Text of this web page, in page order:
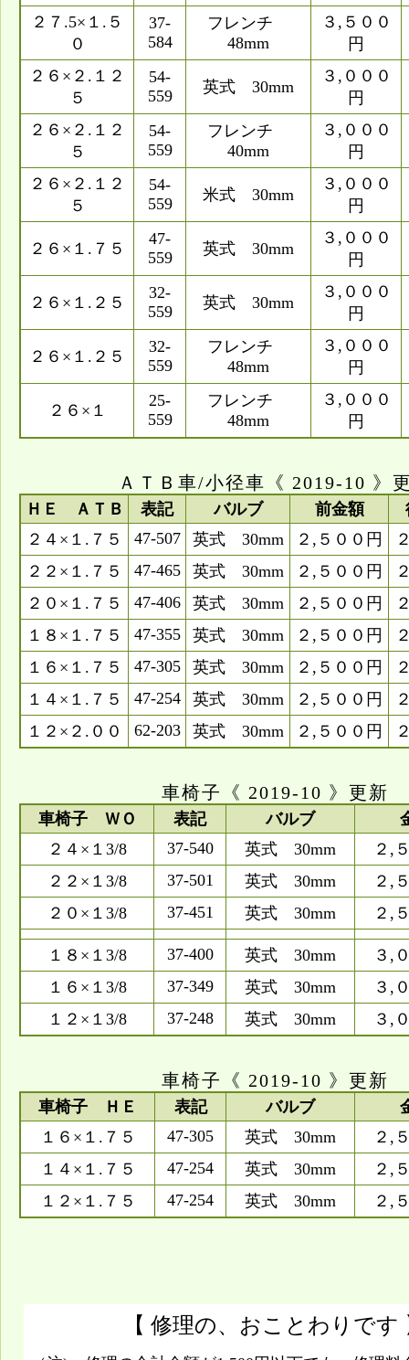
２７.5×１.５
０
37-
584
フレンチ
48mm
３,５００
円
２６×２.１２
５
54-
559
英式 30mm
３,０００
円
２６×２.１２
５
54-
559
フレンチ
40mm
３,０００
円
２６×２.１２
５
54-
559
米式 30mm
３,０００
円
２６×１.７５
47-
559
英式 30mm
３,０００
円
２６×１.２５
32-
559
英式 30mm
３,０００
円
２６×１.２５
32-
559
フレンチ
48mm
３,０００
円
２６×１
25-
559
フレンチ
48mm
３,０００
円
ＡＴＢ車/小径車《 2019-10 》
ＨＥ ＡＴＢ 表記 バルブ 前金額
２４×１.７５
47-507 英式 30mm ２,５００円
２２×１.７５
47-465 英式 30mm ２,５００円
２０×１.７５
47-406 英式 30mm ２,５００円
１８×１.７５
47-355 英式 30mm ２,５００円
１６×１.７５
47-305 英式 30mm ２,５００円
１４×１.７５
47-254 英式 30mm ２,５００円
１２×２.００
62-203 英式 30mm ２,５００円
車椅子《 2019-10 》更新
車椅子 ＷＯ 表記 バルブ
２４×１3/8
37-540 英式 30mm
２,
２２×１3/8
37-501 英式 30mm
２,
２０×１3/8
37-451 英式 30mm ２,
１８×１3/8 37-400 英式 30mm
３,
１６×１3/8
37-349 英式 30mm
３,
１２×１3/8
37-248 英式 30mm ３,
車椅子《 2019-10 》更新
車椅子 ＨＥ 表記 バルブ
１６×１.７５
47-305 英式 30mm
２,
１４×１.７５
47-254 英式 30mm
２,
１２×１.７５
47-254 英式 30mm ２,
【 修理の、おことわりです